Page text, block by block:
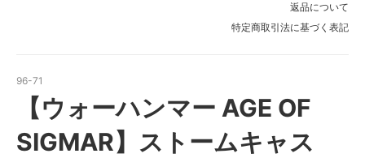
返品について
特定商取引法に基づく表記
96-71
【ウォーハンマー AGE OF
SIGMAR】ストームキャス